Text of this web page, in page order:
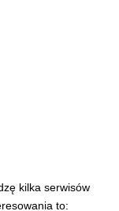
kilka serwisów
to: